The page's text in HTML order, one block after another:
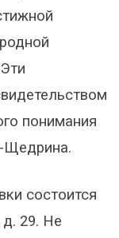
понимания
Щедрина.
состоится
д. 29. Не